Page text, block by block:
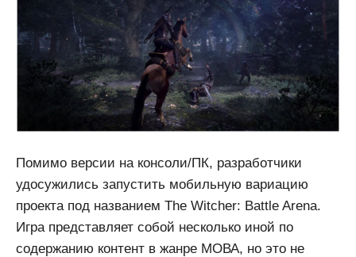
Помимо версии на консоли/ПК, разработчики
удосужились запустить мобильную вариацию
проекта под названием The Witcher: Battle Arena.
Игра представляет собой несколько иной по
содержанию контент в жанре МОВА, но это не